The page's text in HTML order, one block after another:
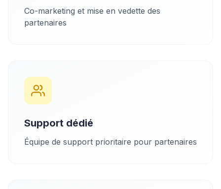
Co-marketing et mise en vedette des
partenaires
Support dédié
Équipe de support prioritaire pour partenaires